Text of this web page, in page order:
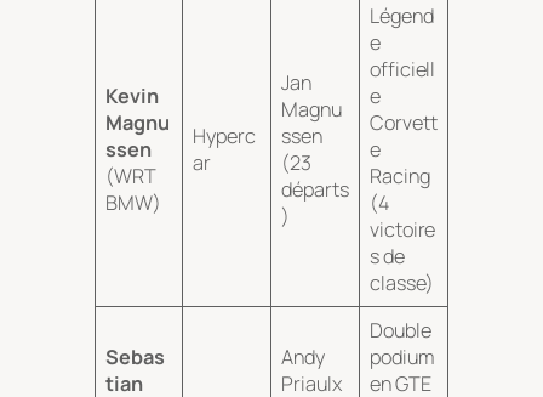
Kevin
Magnu
ssen
(WRT
BMW)
Hyperc
ar
Jan
Magnu
ssen
(23
départs
)
Légend
e
officiell
e
Corvett
e
Racing
(4
victoire
s de
classe)
Sebas
tian
Andy
Priaulx
Double
podium
en GTE